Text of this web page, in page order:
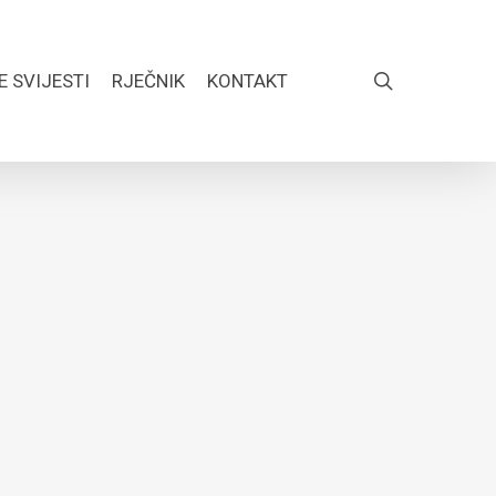
SVIJESTI RJEČNIK KONTAKT FACEBOOK